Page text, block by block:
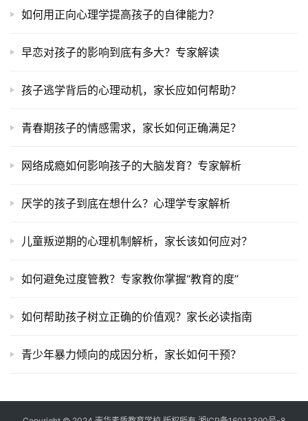
如何用正向心理学提高孩子的自律能力？
早恋对孩子的影响到底有多大？专家解读
孩子逃学背后的心理动机，家长应如何帮助？
青春期孩子的情感需求，家长如何正确满足？
网络成瘾如何影响孩子的大脑发育？专家解析
厌学的孩子到底在想什么？心理学专家解析
儿童叛逆期的心理机制解析，家长该如何应对？
如何避免过度管教？专家教你掌握“教育的度”
如何帮助孩子树立正确的价值观？家长必读指南
青少年暴力倾向的成因分析，家长如何干预？